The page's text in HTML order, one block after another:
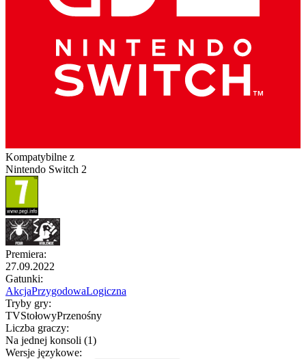
Kompatybilne z
Nintendo Switch 2
Premiera:
27.09.2022
Gatunki:
AkcjaPrzygodowaLogiczna
Tryby gry:
TVStołowyPrzenośny
Liczba graczy:
Na jednej konsoli (1)
Wersje językowe: